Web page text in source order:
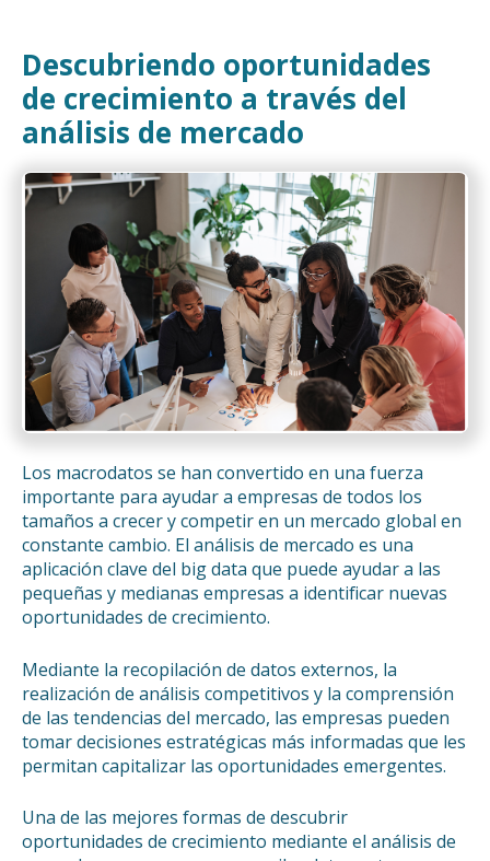
Descubriendo oportunidades
de crecimiento a través del
análisis de mercado
Los macrodatos se han convertido en una fuerza
importante para ayudar a empresas de todos los
tamaños a crecer y competir en un mercado global en
constante cambio. El análisis de mercado es una
aplicación clave del big data que puede ayudar a las
pequeñas y medianas empresas a identificar nuevas
oportunidades de crecimiento.
Mediante la recopilación de datos externos, la
realización de análisis competitivos y la comprensión
de las tendencias del mercado, las empresas pueden
tomar decisiones estratégicas más informadas que les
permitan capitalizar las oportunidades emergentes.
Una de las mejores formas de descubrir
oportunidades de crecimiento mediante el análisis de